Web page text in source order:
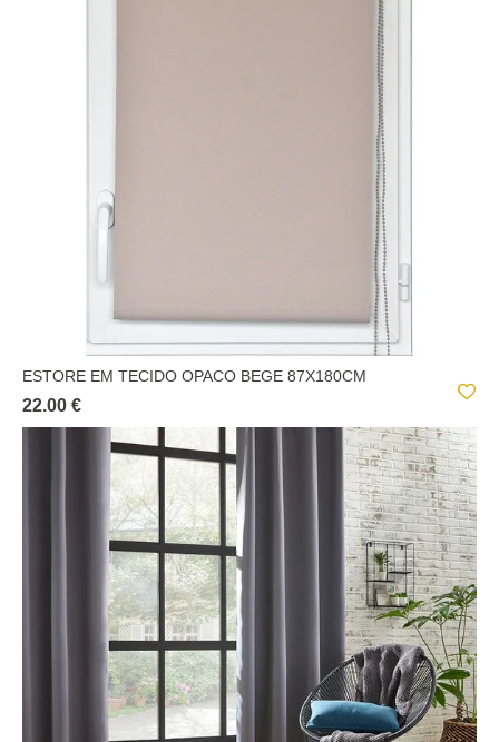
ESTORE EM TECIDO OPACO BEGE 87X180CM
22.00 €